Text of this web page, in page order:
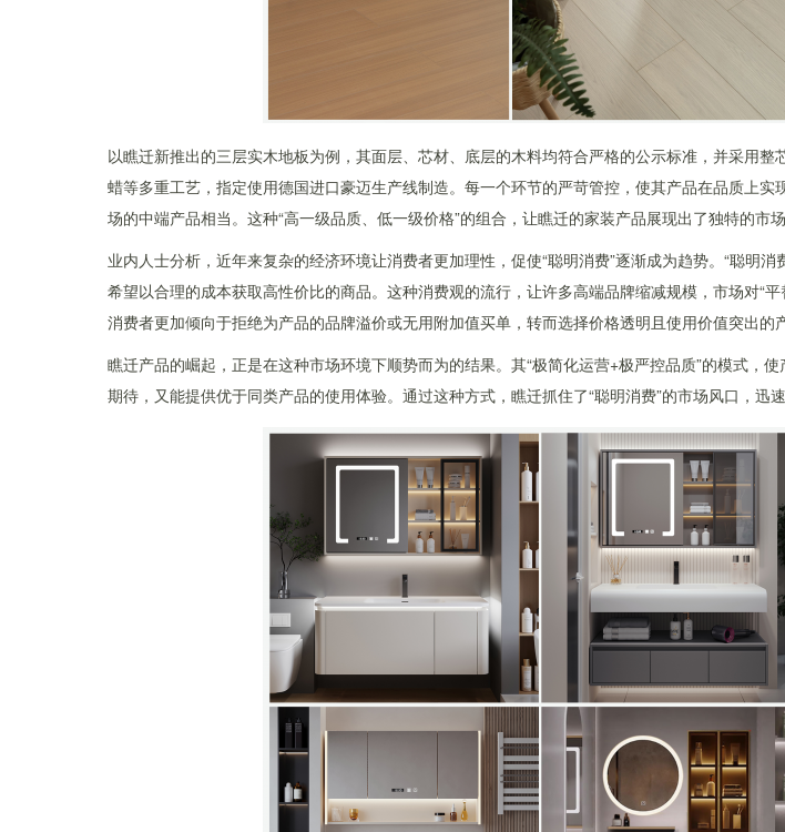
以瞧迁新推出的三层实木地板为例，其面层、芯材、底层的木料均符合严格的公示标准，并采用整
蜡等多重工艺，指定使用德国进口豪迈生产线制造。每一个环节的严苛管控，使其产品在品质上实
场的中端产品相当。这种“高一级品质、低一级价格”的组合，让瞧迁的家装产品展现出了独特的市场
业内人士分析，近年来复杂的经济环境让消费者更加理性，促使“聪明消费”逐渐成为趋势。“聪明消
希望以合理的成本获取高性价比的商品。这种消费观的流行，让许多高端品牌缩减规模，市场对“平
消费者更加倾向于拒绝为产品的品牌溢价或无用附加值买单，转而选择价格透明且使用价值突出的
瞧迁产品的崛起，正是在这种市场环境下顺势而为的结果。其“极简化运营+极严控品质”的模式，
期待，又能提供优于同类产品的使用体验。通过这种方式，瞧迁抓住了“聪明消费”的市场风口，迅